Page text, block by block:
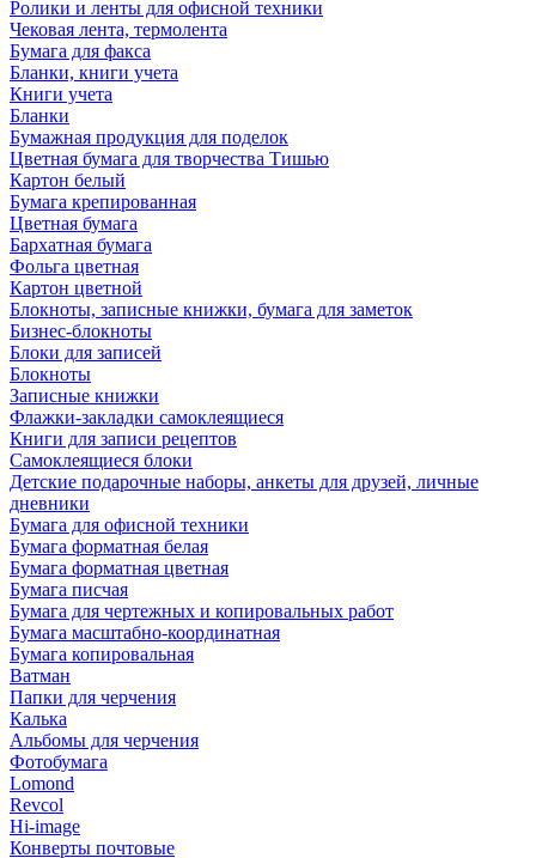
Ролики и ленты для офисной техники
Чековая лента, термолента
Бумага для факса
Бланки, книги учета
Книги учета
Бланки
Бумажная продукция для поделок
Цветная бумага для творчества Тишью
Картон белый
Бумага крепированная
Цветная бумага
Бархатная бумага
Фольга цветная
Картон цветной
Блокноты, записные книжки, бумага для заметок
Бизнес-блокноты
Блоки для записей
Блокноты
Записные книжки
Флажки-закладки самоклеящиеся
Книги для записи рецептов
Самоклеящиеся блоки
Детские подарочные наборы, анкеты для друзей, личные
дневники
Бумага для офисной техники
Бумага форматная белая
Бумага форматная цветная
Бумага писчая
Бумага для чертежных и копировальных работ
Бумага масштабно-координатная
Бумага копировальная
Ватман
Папки для черчения
Калька
Альбомы для черчения
Фотобумага
Lomond
Revcol
Hi-image
Конверты почтовые